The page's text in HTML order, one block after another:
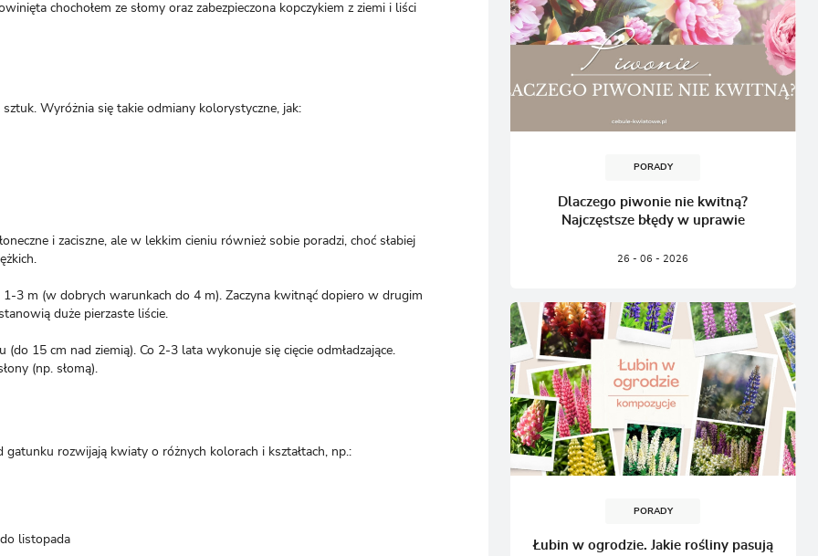
chochołem ze słomy oraz zabezpieczona kopczykiem z ziemi i liści
Wyróżnia się takie odmiany kolorystyczne, jak:
i zaciszne, ale w lekkim cieniu również sobie poradzi, choć słabiej
3 m (w dobrych warunkach do 4 m). Zaczyna kwitnąć dopiero w drugim
duże pierzaste liście.
15 cm nad ziemią). Co 2-3 lata wykonuje się cięcie odmładzające.
(np. słomą).
rozwijają kwiaty o różnych kolorach i kształtach, np.:
listopada
PORADY
Dlaczego piwonie nie kwitną?
Najczęstsze błędy w uprawie
26 - 06 - 2026
PORADY
Łubin w ogrodzie. Jakie rośliny pasują